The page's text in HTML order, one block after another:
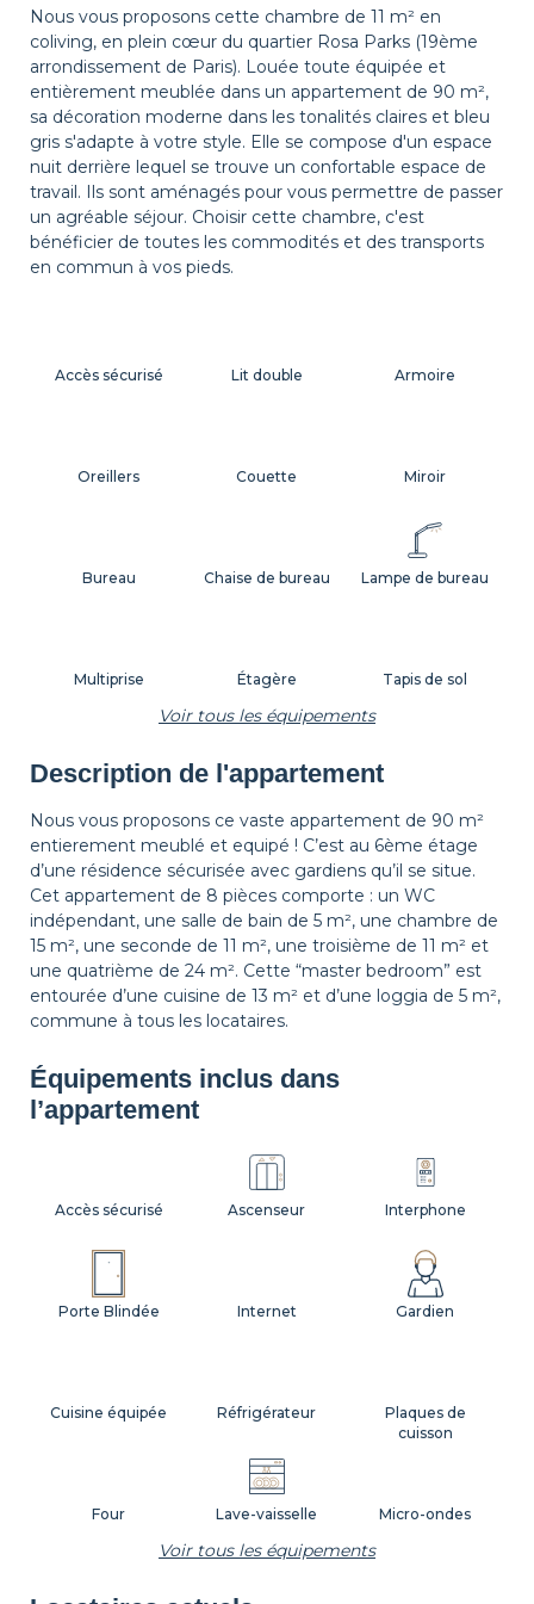
Nous vous proposons cette chambre de 11 m² en
coliving, en plein cœur du quartier Rosa Parks (19ème
arrondissement de Paris). Louée toute équipée et
entièrement meublée dans un appartement de 90 m²,
sa décoration moderne dans les tonalités claires et bleu
gris s'adapte à votre style. Elle se compose d'un espace
nuit derrière lequel se trouve un confortable espace de
travail. Ils sont aménagés pour vous permettre de passer
un agréable séjour. Choisir cette chambre, c'est
bénéficier de toutes les commodités et des transports
en commun à vos pieds.
Lampe de bureau
Corbeille à papier
Rideaux
Multiprise
Décorations
Oreillers Couette
Bureau
Armoire
Étagère
Table de chevet Lampe de chevet
Tapis de sol
Miroir
Chaise de bureau
Accès sécurisé Lit double
Voir tous les équipements
Description de l'appartement
Nous vous proposons ce vaste appartement de 90 m²
entierement meublé et equipé ! C’est au 6ème étage
d’une résidence sécurisée avec gardiens qu’il se situe.
Cet appartement de 8 pièces comporte : un WC
indépendant, une salle de bain de 5 m², une chambre de
15 m², une seconde de 11 m², une troisième de 11 m² et
une quatrième de 24 m². Cette “master bedroom” est
entourée d’une cuisine de 13 m² et d’une loggia de 5 m²,
commune à tous les locataires.
Équipements inclus dans
l’appartement
Internet
Cuisine équipée Réfrigérateur
Micro-ondes
Four
Plaques de
cuisson
Accès sécurisé
Lave-vaisselle
Ascenseur Interphone
Gardien
Porte Blindée
Voir tous les équipements